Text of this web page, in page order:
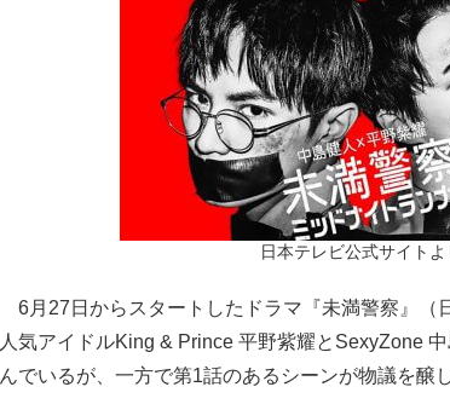
日本テレビ公式サイトよ
6月27日からスタートしたドラマ『未満警察』（
人気アイドルKing & Prince 平野紫耀とSexyZone
んでいるが、一方で第1話のあるシーンが物議を醸し